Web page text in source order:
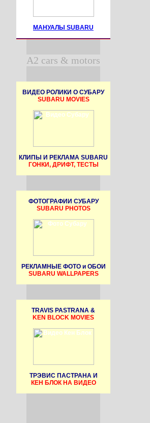
МАНУАЛЫ SUBARU
A2 cars & motors
ВИДЕО РОЛИКИ О СУБАРУ
SUBARU MOVIES
КЛИПЫ И РЕКЛАМА SUBARU
ГОНКИ, ДРИФТ, ТЕСТЫ
ФОТОГРАФИИ СУБАРУ
SUBARU PHOTOS
РЕКЛАМНЫЕ ФОТО и ОБОИ
SUBARU WALLPAPERS
TRAVIS PASTRANA &
KEN BLOCK MOVIES
ТРЭВИС ПАСТРАНА И
КЕН БЛОК НА ВИДЕО